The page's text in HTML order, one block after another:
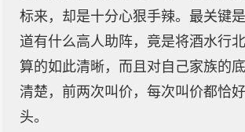
标来，却是十分心狠手辣。最关键
道有什么高人助阵，竟是将酒水行
算的如此清晰，而且对自己家族的
清楚，前两次叫价，每次叫价都恰
头。